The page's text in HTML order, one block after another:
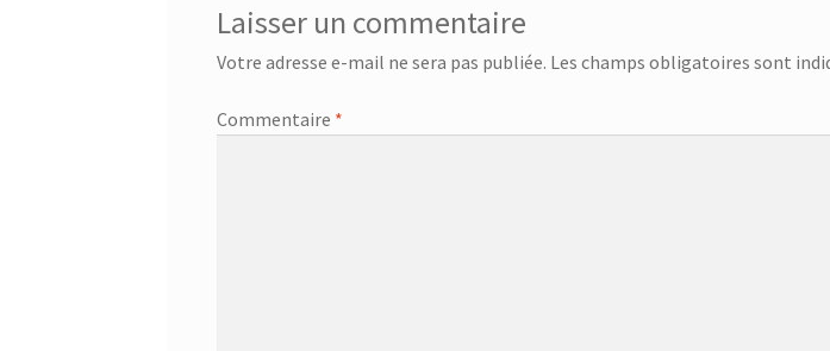
Laisser un commentaire
Votre adresse e-mail ne sera pas publiée. Les champs obligatoires sont
Commentaire *